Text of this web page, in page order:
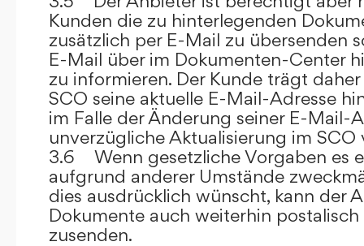
Kunden die zu hinterlegenden
zusätzlich per E-Mail zu übersenden
E-Mail über im Dokumenten-Center
zu informieren. Der Kunde trägt
SCO seine aktuelle E-Mail-Adresse
im Falle der Änderung seiner E-Mail-
unverzügliche Aktualisierung im SCO
3.6 Wenn gesetzliche Vorgaben es
aufgrund anderer Umstände
dies ausdrücklich wünscht, kann der
Dokumente auch weiterhin
zusenden.